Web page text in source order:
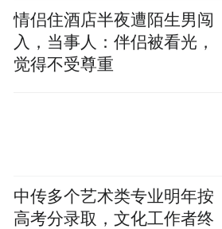
情侣住酒店半夜遭陌生男闯
入，当事人：伴侣被看光，
觉得不受尊重
中传多个艺术类专业明年按
高考分录取，文化工作者终